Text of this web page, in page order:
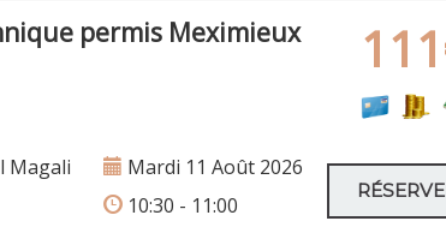
permis Meximieux
Magali
Mardi 11 Août 2026
10:30 - 11:00rue Montgolfier 50
rue Louis Guérin 35-37
×